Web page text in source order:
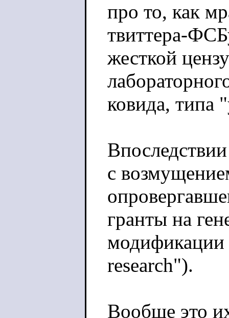
про то, как
твиттера-
жесткой
ковида, типа
с
гранты на
research").
Вообще это